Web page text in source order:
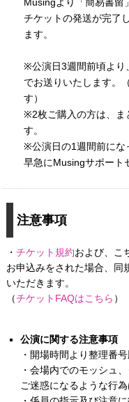
Musingより「簡易書留
チケットの発送が完了
ます。
※公演日3週間前頃より
でお送りいたします。
す）
※2枚ご購入の方は、ま
す。
※公演日の1週間前にな
早急にMusingサポート
注意事項
・チケット規約および、こ
お申込みをされた場合、同
いただきます。
（チケットFAQはこちら ）
公演に関する注意事項
・開場時間より整理番
・会場内でのモッシュ
ご迷惑になるような行